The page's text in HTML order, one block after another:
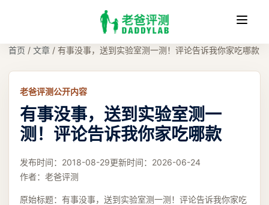
收
首页 / 文章 / 有事没事，送到实验室测一测！评论告诉我你家吃哪款
老爸评测公开内容
有事没事，送到实验室测一
测！评论告诉我你家吃哪款
发布时间： 2018-08-29更新时间： 2026-06-24
作者： 老爸评测
原始标题： 有事没事，送到实验室测一测！评论告诉我你家吃